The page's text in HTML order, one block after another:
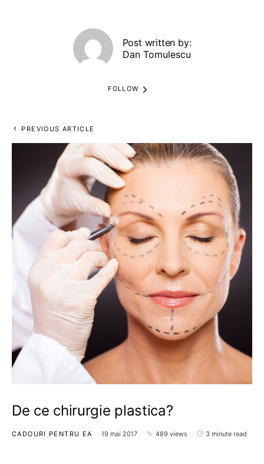
Post written by:
Dan Tomulescu
FOLLOW
PREVIOUS ARTICLE
De ce chirurgie plastica?
CADOURI PENTRU EA 19 mai 2017 489 views 3 minute read